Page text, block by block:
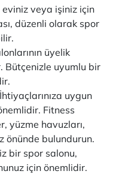
veya işiniz için
düzenli olarak spor
üyelik
Bütçenizle uyumlu bir
İhtiyaçlarınıza uygun
Fitness
yüzme havuzları,
önünde bulundurun.
bir spor salonu,
için önemlidir.